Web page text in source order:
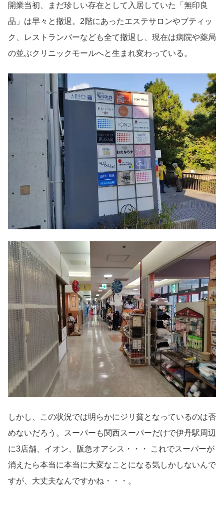
開業当初、まだ珍しい存在として入居していた「無印良
品」は早々と撤退。2階にあったエステサロンやブティッ
ク、レストランバーなども全て撤退し、現在は病院や薬局
の並ぶクリニックモールへと生まれ変わっている。
しかし、この状況では明らかにジリ貧となっているのは否
めないだろう。スーパーも関西スーパーだけで伊丹駅周辺
に3店舗、イオン、阪急オアシス・・・ これでスーパーが
消えたら本当に本当に大変なことになる気しかしないんで
すが、大丈夫なんですかね・・・。